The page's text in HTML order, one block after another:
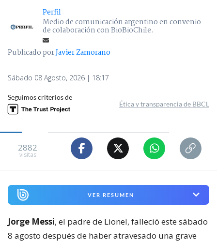
Perfil
Medio de comunicación argentino en convenio
de colaboración con BioBioChile.
Publicado porJavier Zamorano
Sábado 08 Agosto, 2026 | 18:17
Seguimos criterios de
Ética y transparencia de BBCL
2882
visitas
VER RESUMEN
Jorge Messi, el padre de Lionel, falleció este sábado
8 agosto después de haber atravesado una grave